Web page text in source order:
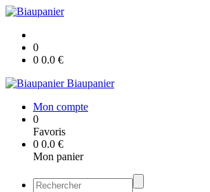
0
0 0.0 €
Biaupanier
Mon compte
0
Favoris
0 0.0 €
Mon panier